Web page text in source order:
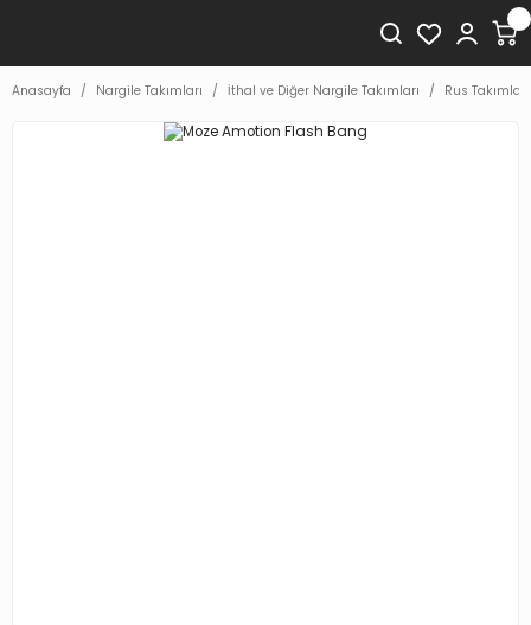
Anasayfa Nargile Takımları İthal ve Diğer Nargile Takımları Rus Takımları